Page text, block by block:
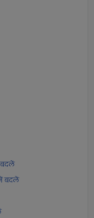
बदलें